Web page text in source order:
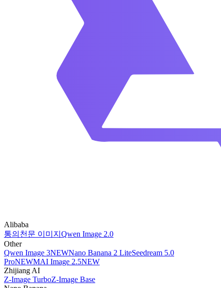
Alibaba
통의천문 이미지 Qwen Image 2.0
Other
Qwen Image 3NEWNano Banana 2 LiteSeedream 5.0
ProNEWMAI Image 2.5NEW
Zhijiang AI
Z-Image TurboZ-Image Base